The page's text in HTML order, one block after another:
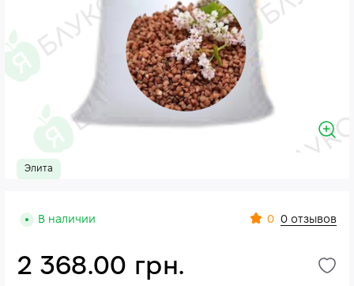
Элита
В наличии 0 0 отзывов
2 368.00 грн.